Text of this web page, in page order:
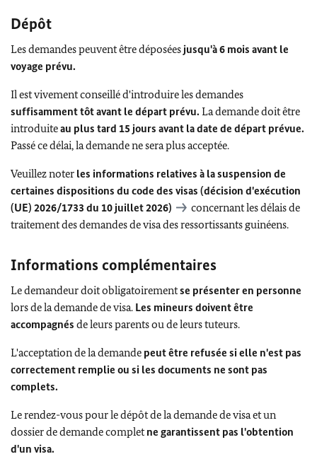
Dépôt
Les demandes peuvent être déposées jusqu'à 6 mois avant le
voyage prévu.
Il est vivement conseillé d'introduire les demandes
suffisamment tôt avant le départ prévu. La demande doit être
introduiteau plus tard 15 jours avant la date de départ prévue.
Passé ce délai, la demande ne sera plus acceptée.
Veuillez noter les informations relatives à la suspension de
certaines dispositions du code des visas (décision d'exécution
(UE) 2026/1733 du 10 juillet 2026)
concernant les délais de
traitement des demandes de visa des ressortissants guinéens.
Informations complémentaires
Le demandeur doit obligatoirementse présenter en personne
lors de la demande de visa. Les mineurs doivent être
accompagnés de leurs parents ou de leurs tuteurs.
L'acceptation de la demande peut être refusée si elle n'est pas
correctement remplie ou si les documents ne sont pas
complets.
Le rendez-vous pour le dépôt de la demande de visa et un
dossier de demande completne garantissent pas l'obtention
d'un visa.